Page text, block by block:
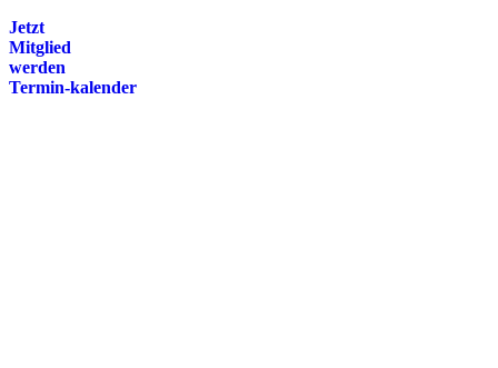
Jetzt
Mitglied
werden
Termin-kalender